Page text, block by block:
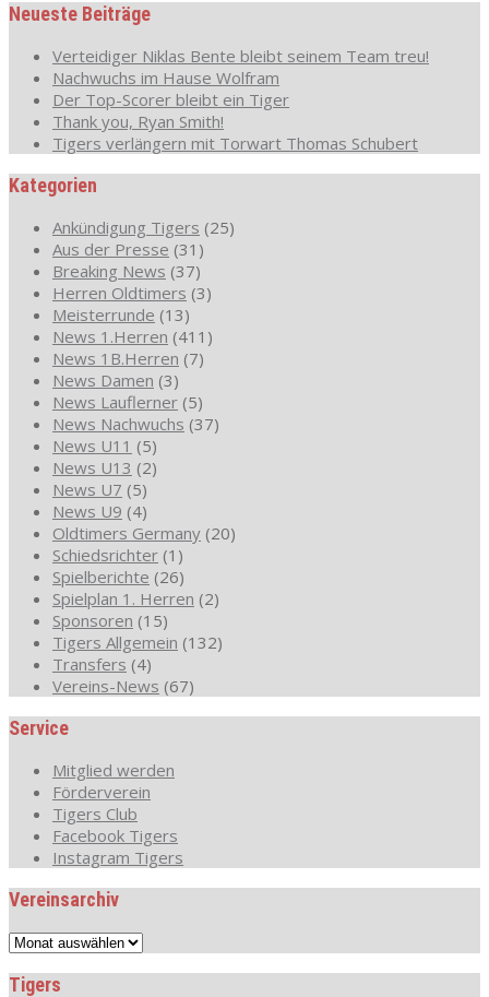
Neueste Beiträge
Verteidiger Niklas Bente bleibt seinem Team treu!
Nachwuchs im Hause Wolfram
Der Top-Scorer bleibt ein Tiger
Thank you, Ryan Smith!
Tigers verlängern mit Torwart Thomas Schubert
Kategorien
Ankündigung Tigers (25)
Aus der Presse (31)
Breaking News (37)
Herren Oldtimers (3)
Meisterrunde (13)
News 1.Herren (411)
News 1B.Herren (7)
News Damen (3)
News Lauflerner (5)
News Nachwuchs (37)
News U11 (5)
News U13 (2)
News U7 (5)
News U9 (4)
Oldtimers Germany (20)
Schiedsrichter (1)
Spielberichte (26)
Spielplan 1. Herren (2)
Sponsoren (15)
Tigers Allgemein (132)
Transfers (4)
Vereins-News (67)
Service
Mitglied werden
Förderverein
Tigers Club
Facebook Tigers
Instagram Tigers
Vereinsarchiv
Vereinsarchiv
Tigers